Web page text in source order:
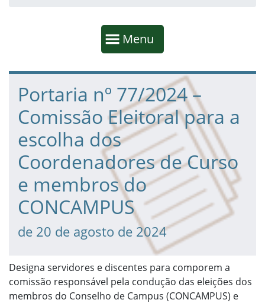
Mostrar
Menu
Fim da navegação
Início do conteúdo
Portaria nº 77/2024 –
Comissão Eleitoral para a
escolha dos
Coordenadores de Curso
e membros do
CONCAMPUS
de 20 de agosto de 2024
Designa servidores e discentes para comporem a
comissão responsável pela condução das eleições dos
membros do Conselho de Campus (CONCAMPUS) e